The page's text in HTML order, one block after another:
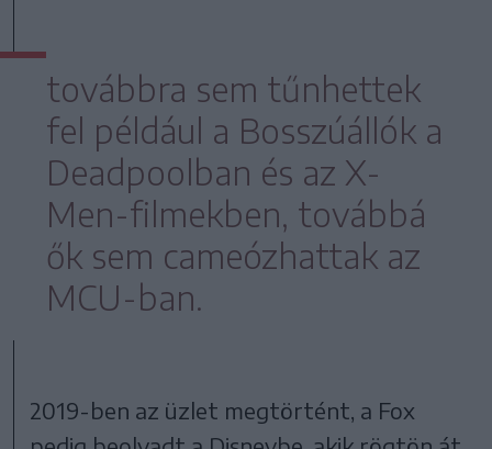
továbbra sem tűnhettek
fel például a Bosszúállók a
Deadpoolban és az X-
Men-filmekben, továbbá
ők sem cameózhattak az
MCU-ban.
2019-ben az üzlet megtörtént, a Fox